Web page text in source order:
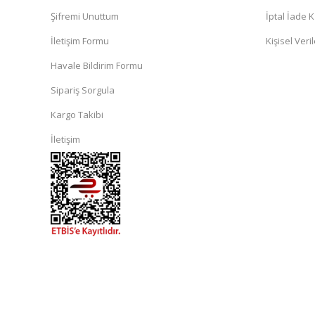
Şifremi Unuttum
İletişim Formu
Havale Bildirim Formu
Sipariş Sorgula
Kargo Takibi
İletişim
İptal İade
Kişisel